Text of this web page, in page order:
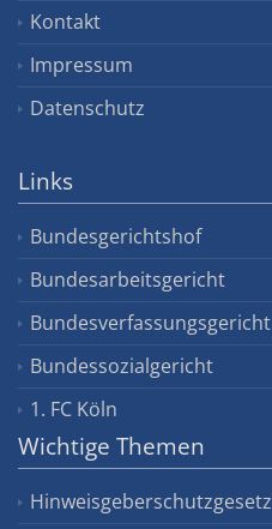
Kontakt
Impressum
Datenschutz
Links
Bundesgerichtshof
Bundesarbeitsgericht
Bundesverfassungsgericht
Bundessozialgericht
1. FC Köln
Wichtige Themen
Hinweisgeberschutzgesetz